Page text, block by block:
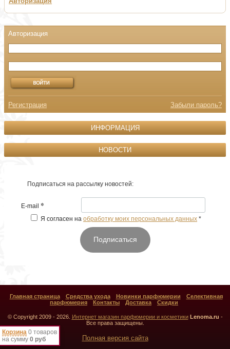
Корзина 0 товаров
на сумму 0 руб
Регистрация Забыли пароль?
ИНФОРМАЦИЯ
НОВОСТИ
Подписаться на рассылку новостей:
E-mail *
Я согласен на обработку моих персональных данных *
Подписаться
Главная страница Средства ухода Новинки парфюмерии
Селективная
парфюмерия
Контакты Доставка Скидки
© Copyright 2009 - 2026. Интернет магазин парфюмерии и косметики Lenoma.ru -
Все права защищены.
Полная версия сайта